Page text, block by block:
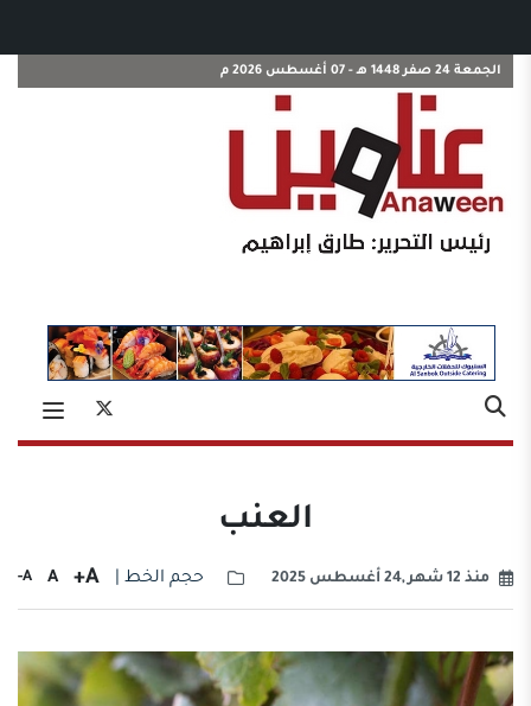
الجمعة 24 صفر 1448 هـ - 07 أغسطس 2026 م
العنب
منذ 12 شهر ,24 أغسطس 2025 حجم الخط | A+
A
A-